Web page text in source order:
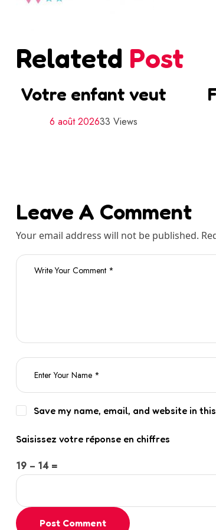
Relatetd Post
Votre enfant veut
6 août 202633 Views
Leave A Comment
Your email address will not be published.
Save my name, email, and website in
Saisissez votre réponse en chiffres
19 − 14 =
Post Comment